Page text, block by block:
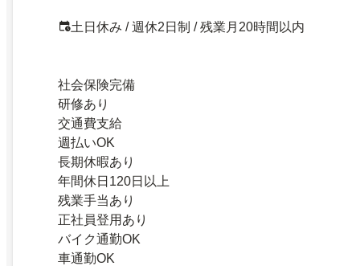
土日休み / 週休2日制 / 残業月20時間以内
社会保険完備
研修あり
交通費支給
週払いOK
長期休暇あり
年間休日120日以上
残業手当あり
正社員登用あり
バイク通勤OK
車通勤OK